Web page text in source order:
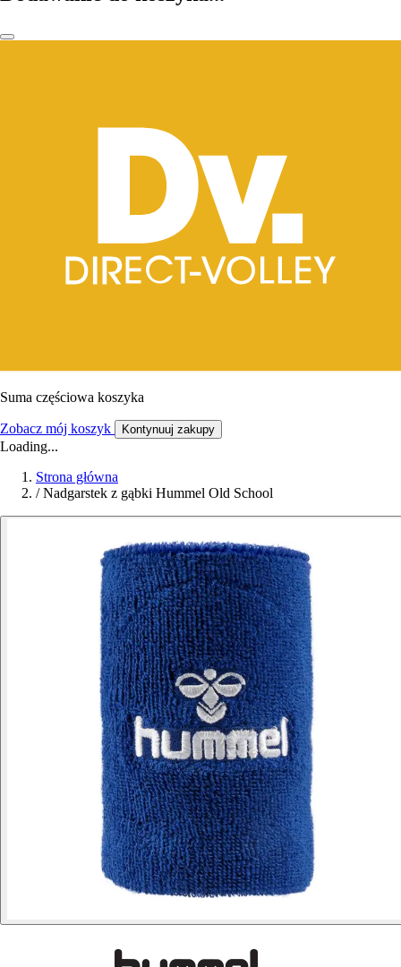
Suma częściowa koszyka
Zobacz mój koszyk Kontynuuj zakupy
Loading...
Strona główna
/ Nadgarstek z gąbki Hummel Old School